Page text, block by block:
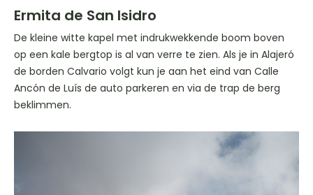
Ermita de San Isidro
De kleine witte kapel met indrukwekkende boom boven
op een kale bergtop is al van verre te zien. Als je in Alajeró
de borden Calvario volgt kun je aan het eind van Calle
Ancón de Luís de auto parkeren en via de trap de berg
beklimmen.